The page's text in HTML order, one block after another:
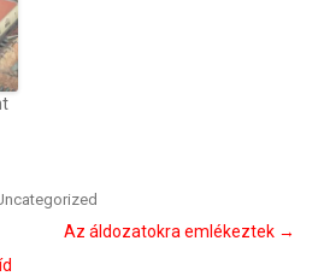
Az áldozatokra emlékeztek →